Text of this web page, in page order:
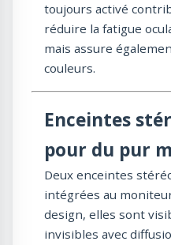
toujours activé
réduire la fatigue
mais assure
couleurs.
Enceintes
pour du pur
Deux enceintes
intégrées au
design, elles sont
invisibles avec